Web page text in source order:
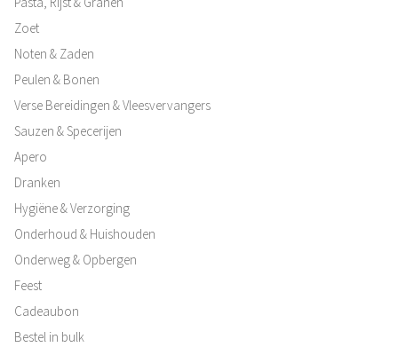
Zoet
Noten & Zaden
Peulen & Bonen
Verse Bereidingen & Vleesvervangers
Sauzen & Specerijen
Apero
Dranken
Hygiëne & Verzorging
Onderhoud & Huishouden
Onderweg & Opbergen
Feest
Cadeaubon
Bestel in bulk